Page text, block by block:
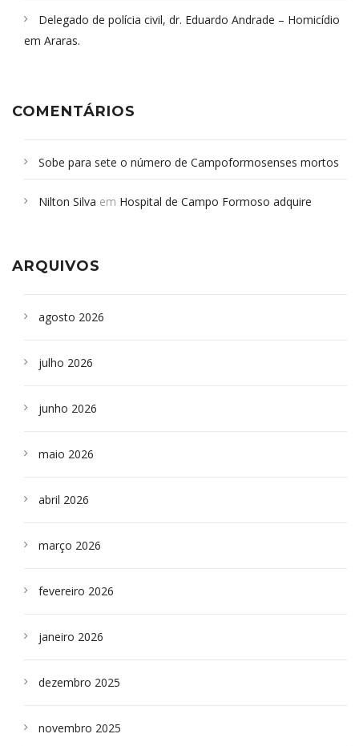
Delegado de polícia civil, dr. Eduardo Andrade – Homicídio
em Araras.
COMENTÁRIOS
Sobe para sete o número de Campoformosenses mortos
Campoformosenses que morreram em desabamentos são
Nilton Silva em Hospital de Campo Formoso adquire
ARQUIVOS
agosto 2026
julho 2026
junho 2026
maio 2026
abril 2026
março 2026
fevereiro 2026
janeiro 2026
dezembro 2025
novembro 2025